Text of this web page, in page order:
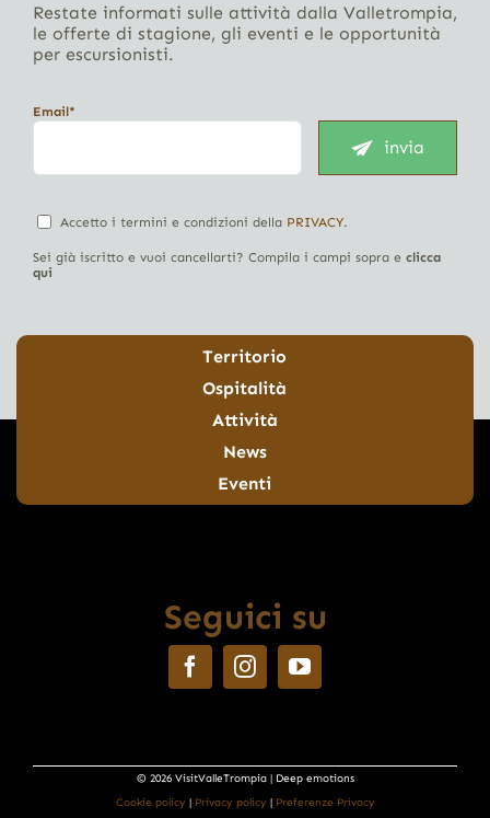
Restate informati sulle attività dalla Valletrompia,
le offerte di stagione, gli eventi e le opportunità
per escursionisti.
Email*
invia
Accetto i termini e condizioni della PRIVACY.
Sei già iscritto e vuoi cancellarti? Compila i campi sopra e clicca
qui
Territorio
Ospitalità
Attività
News
Eventi
Seguici su
© 2026 VisitValleTrompia | Deep emotions
Cookie policy | Privacy policy | Preferenze Privacy